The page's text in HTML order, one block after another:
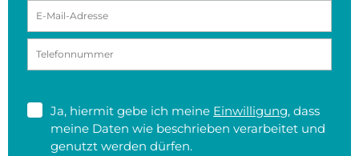
Ja, hiermit gebe ich meine Einwilligung, dass
meine Daten wie beschrieben verarbeitet und
genutzt werden dürfen.